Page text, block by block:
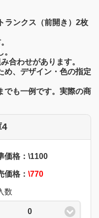
ランクス（前開き）2枚
合わせがあります。
、デザイン・色の指定
でも一例です。実際の商
click to collapse
価格：\1100
価格： \770
数
0